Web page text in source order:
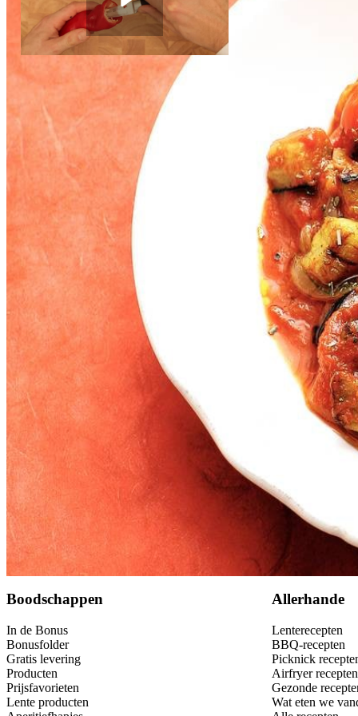
1 aubergine
gedroogde oregano
blikje tomatenpuree
Paprika's schoonmaken
Boodschappen
In de Bonus
Bonusfolder
Gratis levering
Producten
Prijsfavorieten
Lente producten
Allerhande
Lenterecepten
BBQ-recepten
Picknick
Airfryer recepten
Gezonde
Wat eten we